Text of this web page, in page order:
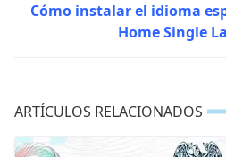
Cómo instalar el idioma
Home Single
ARTÍCULOS RELACIONADOS